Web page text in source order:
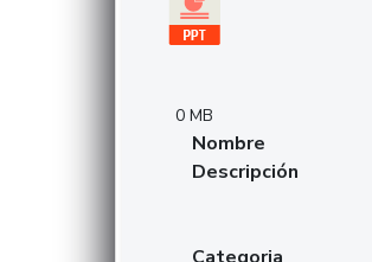
0 MB
Nombre
Descripción